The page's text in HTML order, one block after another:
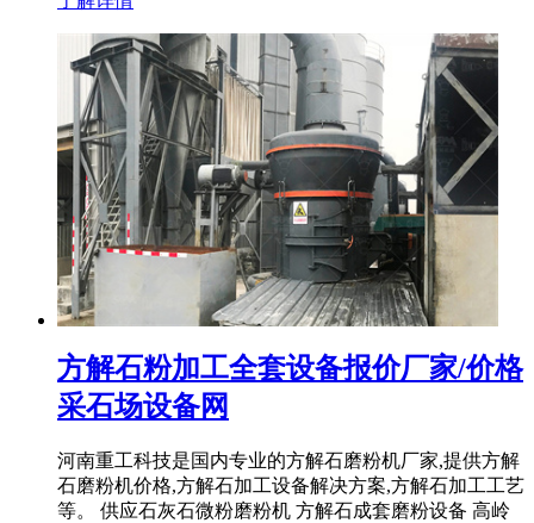
方解石粉加工全套设备报价厂家/价格
采石场设备网
河南重工科技是国内专业的方解石磨粉机厂家,提供方解
石磨粉机价格,方解石加工设备解决方案,方解石加工工艺
等。 供应石灰石微粉磨粉机 方解石成套磨粉设备 高岭